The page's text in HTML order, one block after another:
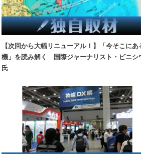
【次回から大幅リニューアル！】「今そこにあ
機」を読み解く 国際ジャーナリスト・ビニシ
氏